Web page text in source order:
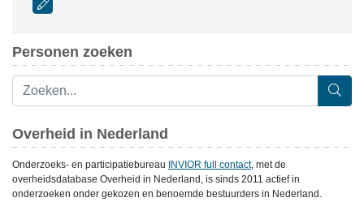
Personen zoeken
Overheid in Nederland
Onderzoeks- en participatiebureau INVIOR full contact, met de
overheidsdatabase Overheid in Nederland, is sinds 2011 actief in
onderzoeken onder gekozen en benoemde bestuurders in Nederland.